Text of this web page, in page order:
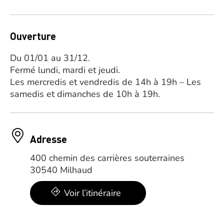
Ouverture
Du 01/01 au 31/12.
Fermé lundi, mardi et jeudi.
Les mercredis et vendredis de 14h à 19h – Les
samedis et dimanches de 10h à 19h.
Adresse
400 chemin des carrières souterraines
30540 Milhaud
Voir l’itinéraire